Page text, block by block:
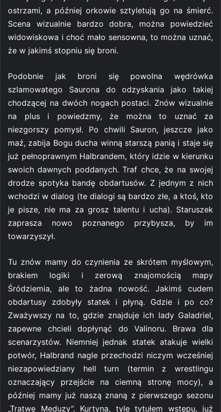
ostrzami, a później orkowie sztyletują go na śmierć.
Scena wizualnie bardzo dobra, można powiedzieć
widowiskowa i choć mało sensowna, to można uznać,
że w jakimś stopniu się broni.
Podobnie jak broni się powolna wędrówka
szlamowatego Saurona do odzyskania jako takiej
chodzącej na dwóch nogach postaci. Znów wizualnie
na plus i powiedzmy, że można to uznać za
niezgorszy pomysł. Po chwili Sauron, jeszcze jako
maź, zabija Bogu ducha winną starszą panią i staje się
już pełnoprawnym Halbrandem, który idzie w kierunku
swoich dawnych poddanych. Traf chce, że na swojej
drodze spotyka bandę obdartusów. Z jednym z nich
wchodzi w dialog (te dialogi są bardzo złe, a ktoś, kto
je pisze, nie ma za grosz talentu i ucha). Staruszek
zaprasza nowo poznanego przybysza, by im
towarzyszył.
Tu znów mamy do czynienia ze skrótem myślowym,
brakiem logiki i zerową znajomością mapy
Śródziemia, ale to żadna nowość. Jakimś cudem
obdartusy zdobyły statek i płyną. Gdzie i po co?
Zważywszy na to, gdzie znajduje ich lady Galadriel,
zapewne chcieli dopłynąć do Valinoru. Brawa dla
scenarzystów. Niemniej jednak statek atakuje wielki
potwór, Halbrand nagle przechodzi niczym wcześniej
niezapowiedziany hell turn (termin z wrestlingu
oznaczający przejście na ciemną stronę mocy), a
później mamy już naszą znaną z pierwszego sezonu
„Tratwę Meduzy”. Kurtyna, tyle tytułem wstępu, już